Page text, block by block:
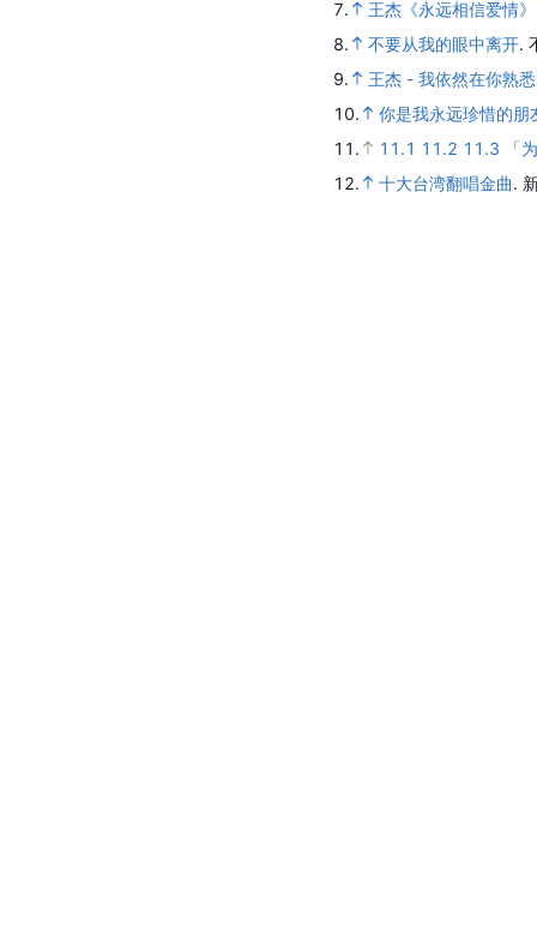
7.
王杰《永远相信爱情
8.
不要从我的眼中离开.
9.
王杰 - 我依然在你熟
10.
你是我永远珍惜的朋
11.
11.1 11.2 11.3
「
12.
十大台湾翻唱金曲.